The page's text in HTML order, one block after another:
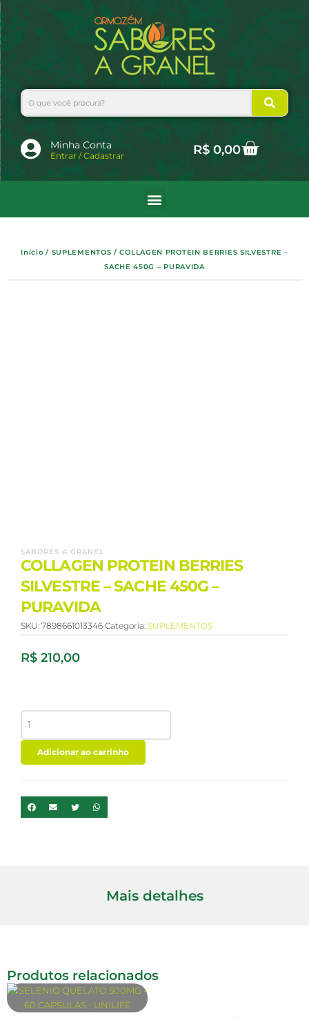
para
o
conteúdo
Search
Minha Conta
Entrar / Cadastrar R$0,00Cart
Início / SUPLEMENTOS / COLLAGEN PROTEIN BERRIES SILVESTRE –
SACHE 450G – PURAVIDA
SABORES A GRANEL
COLLAGEN PROTEIN BERRIES
SILVESTRE – SACHE 450G –
PURAVIDA
SKU: 7898661013346 Categoria: SUPLEMENTOS
R$ 210,00
PROTEIN
BERRIES
SILVESTRE
-
450G
Adicionar ao carrinho
Mais detalhes
Produtos relacionados